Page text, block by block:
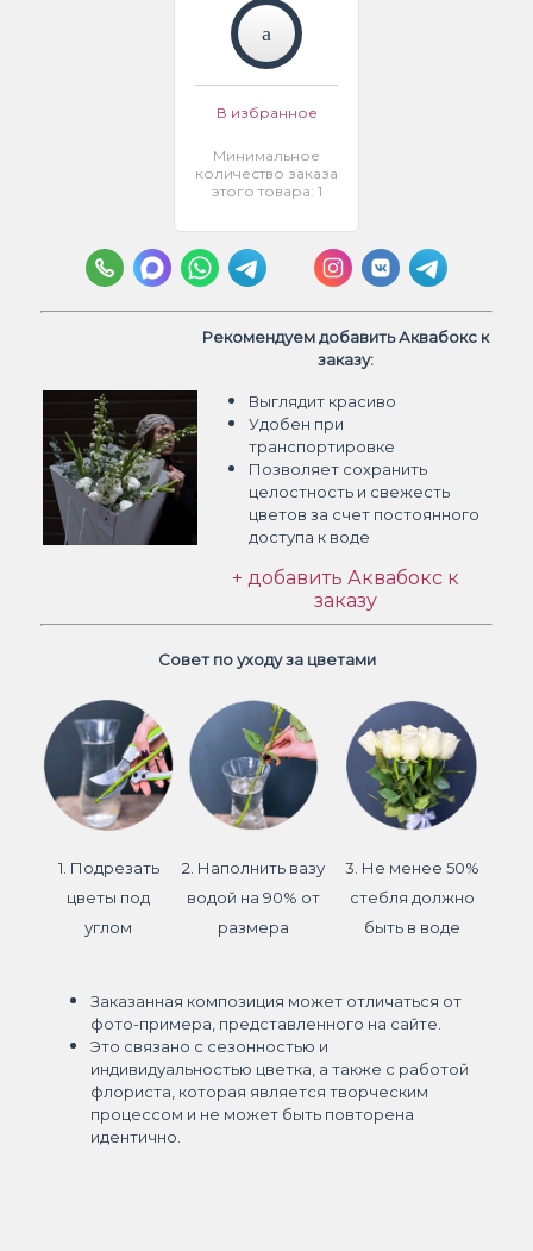
В избранное
Минимальное
количество заказа
этого товара: 1
Рекомендуем добавить Аквабокс к
заказу:
Выглядит красиво
Удобен при
транспортировке
Позволяет сохранить
целостность и свежесть
цветов за счет постоянного
доступа к воде
+ добавить Аквабокс к
заказу
Совет по уходу за цветами
1. Подрезать
цветы под
углом
2. Наполнить вазу
водой на 90% от
размера
3. Не менее 50%
стебля должно
быть в воде
Заказанная композиция может отличаться от
фото-примера, представленного на сайте.
Это связано с сезонностью и
индивидуальностью цветка, а также с работой
флориста, которая является творческим
процессом и не может быть повторена
идентично.